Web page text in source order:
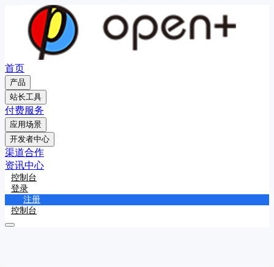
首页
产品
站长工具
付费服务
应用场景
开发者中心
渠道合作
资讯中心
控制台
登录
注册
控制台